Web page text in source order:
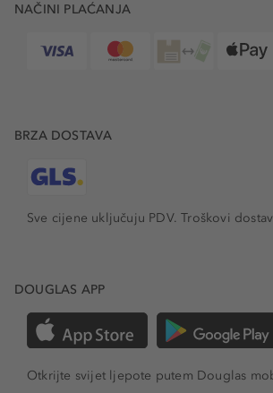
NAČINI PLAĆANJA
BRZA DOSTAVA
Sve cijene uključuju PDV.Troškovi
DOUGLAS APP
Otkrijte svijet ljepote putem Douglas